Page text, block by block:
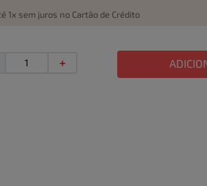
1x sem juros no Cartão de Crédito
＋